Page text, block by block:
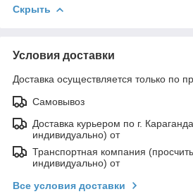
Скрыть
Условия доставки
Доставка осуществляется только по
Самовывоз
Доставка курьером по г.
индивидуально) от
Транспортная компания
индивидуально) от
Все условия доставки